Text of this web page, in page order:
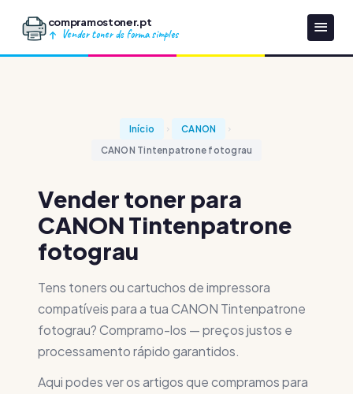
compramostoner.pt
Vender toner de forma simples
Início
CANON
CANON Tintenpatrone fotograu
Vender toner para
CANON Tintenpatrone
fotograu
Tens toners ou cartuchos de impressora
compatíveis para a tua CANON Tintenpatrone
fotograu? Compramo-los — preços justos e
processamento rápido garantidos.
Aqui podes ver os artigos que compramos para